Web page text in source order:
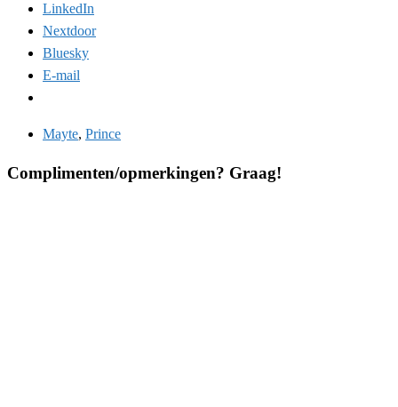
LinkedIn
Nextdoor
Bluesky
E-mail
Mayte, Prince
Complimenten/opmerkingen? Graag!